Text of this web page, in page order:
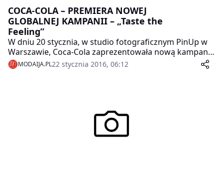
COCA-COLA – PREMIERA NOWEJ
GLOBALNEJ KAMPANII – „Taste the
Feeling”
W dniu 20 stycznia, w studio fotograficznym PinUp w
Warszawie, Coca-Cola zaprezentowała nową kampanię
marketingową pod nazwą „Taste the Feeling”.
MODAIJA.PL22 stycznia 2016, 06:12